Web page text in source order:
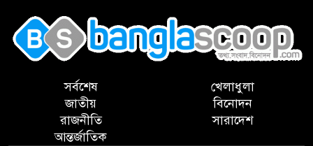
সর্বশেষ
জাতীয়
রাজনীতি
আন্তর্জাতিক
খেলাধুলা
বিনোদন
সারাদেশ